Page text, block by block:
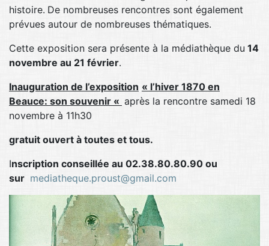
histoire. De nombreuses rencontres sont également
prévues autour de nombreuses thématiques.
Cette exposition sera présente à la médiathèque du 14
novembre au 21 février.
Inauguration de l’exposition « l’hiver 1870 en
Beauce: son souvenir « après la rencontre samedi 18
novembre à 11h30
gratuit ouvert à toutes et tous.
Inscription conseillée au 02.38.80.80.90 ou
sur mediatheque.proust@gmail.com